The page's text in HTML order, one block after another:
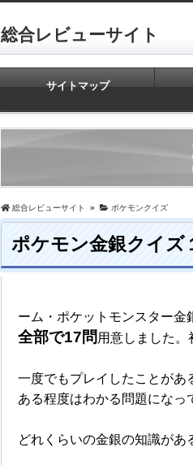
総合レビューサイト
サイトマップ
総合レビューサイト » ポケモンクイズ
ポケモン金銀クイズ
ーム・ポケットモンスター金
全部で17問 用意しました。
一度でもプレイしたことがあ
ある程度はわかる問題になっ
どれくらいの金銀の知識があ